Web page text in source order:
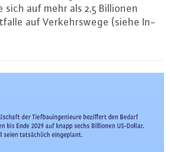
sich auf mehr als 2,5 Billionen
auf Ver­kehrs­we­ge (siehe In­